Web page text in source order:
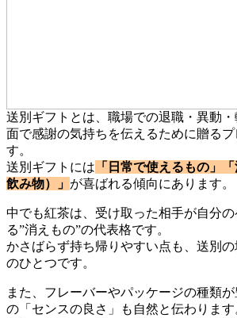
送別ギフトとは、職場での退職・異動
面で感謝の気持ちを伝えるために贈る
す。
送別ギフトには 「日常で使えるもの」
飲み物）」 が喜ばれる傾向にあります。
中でも紅茶は、受け取った相手が自分
る”消えもの”の代表格です。
かさばらず持ち帰りやすい点も、送別
のひとつです。
また、フレーバーやパッケージの種類
の「センスの良さ」も自然と伝わります